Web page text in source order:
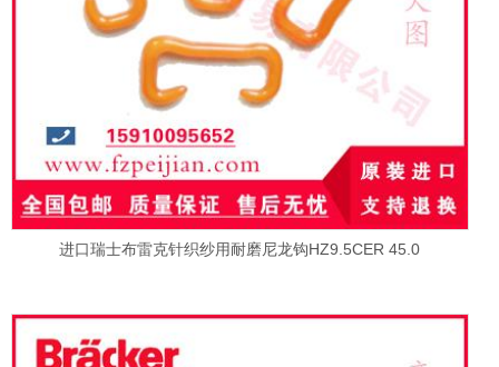
进口瑞士布雷克针织纱用耐磨尼龙钩HZ9.5CER 45.0